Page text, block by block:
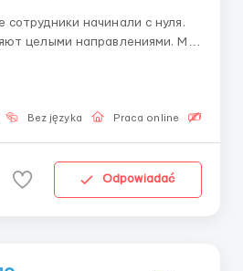
начинали с нуля.
целыми направлениями. Мы
профессия:
биржевых процессов —
Bez języka Praca online
Odpowiadać